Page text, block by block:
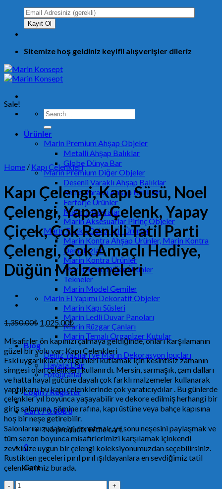
Sitemize hoş geldiniz keyifli alışverişler dileriz
Search
for:
Ürünler
Marin Premium Ahşap Objeler
Metalli Ahşap Balıklar
Globe Dünya Bar
Marin Premium Diğer Objeler
Desenli Varaklı Ahşap Balıklar
Retro Varaklı Ahşap Balıklar
Ferforje Ürünler
Marin Mataralar
Marin Aksesuarlar Pirinç Objeler
Mari̇n Renkli̇ Dekorati̇f Ürünler
Marin Kontra Ahşap Ürünler, Marin Kontra
Denizkızları
Marin Kontra Ürünler
Marin Retro Diğer Ürünler
Tekneler
Marin Model Gemiler
Marin El Yapımı Dekoratif Objeler
Marin Kapı Süsleri
Marin Ledli Duvar Panoları
Marin Rüzgar Çanları
Marin Temalı Organizer Kutular
Blog
Deniz Yazıları ve Marin Dekorasyon İpuçları
Hayata Dair
Fotoğraflar
Login / Register
Cart /0.00₺0
No products in the cart.
0
Cart
Sale!
Home / Kapı Çelenkleri
Kapı Çelengi, Kapı Süsü, Noel
Çelengi, Yapay Çelenk, Yapay
Çiçek, Çok Renkli Tatil Parti
Çelengi, Çok Amaçlı Hediye,
Düğün Malzemeleri
1,350.00₺ 1,025.00₺
Misafirler ön kapınızı çalmaya geldiğinde, onları karşılamanın
güzel bir yolu var: Kapı Çelenkleri
Eski uygarlıklar, özel günleri kutlamak için kesintisiz zamanın
simgesi olan çelenkleri kullanırdı. Mersin, sarmaşık, çam dalları
ve hatta hayal gücüne dayalı çok farklı malzemeler kullanarak
yaptıjkaru bu kapı çelenklerinde çok yaratıcıydılar . Bu günlerde
çelenkler yıl boyunca yaşayabilir ve dekore edilmiş herhangi bir
giriş salonuna, şömine rafına, kapı üstüne veya bahçe kapısına
hoş bir neşe getirebilir.
Salonlarımızı daha iyi donatmak, yıl sonu neşesini paylaşmak ve
tüm sezon boyunca misafirlerimizi karşılamak içinkendi
zevkinize uygun bir çelengi koleksiyonumuzdan seçebilirsiniz.
Rustikten geceleri pırıl pırıl ışıldayanlara en sevdiğimiz tatil
çelenklerimiz burada.
Kapı